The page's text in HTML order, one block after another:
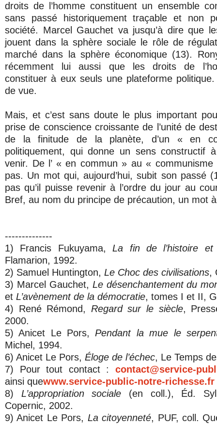
droits de l’homme constituent un ensemble
sans passé historiquement traçable et non
société. Marcel Gauchet va jusqu’à dire que
jouent dans la sphère sociale le rôle de
marché dans la sphère économique (13).
récemment lui aussi que les droits de
constituer à eux seuls une plateforme
de vue.
Mais, et c’est sans doute le plus important
prise de conscience croissante de l’unité de
de la finitude de la planète, d’un « en
politiquement, qui donne un sens constructif
venir. De l’ « en commun » au « communisme
pas. Un mot qui, aujourd’hui, subit son passé
pas qu’il puisse revenir à l’ordre du jour au
Bref, au nom du principe de précaution, un mot
--------------
1) Francis Fukuyama,La fin de l’histoire
Flamarion, 1992.
2) Samuel Huntington, Le Choc des civilisations,
3) Marcel Gauchet, Le désenchantement du
et L’avènement de la démocratie, tomes I et II,
4) René Rémond, Regard sur le siècle,
2000.
5) Anicet Le Pors,Pendant la mue le
Michel, 1994.
6) Anicet Le Pors, Éloge de l’échec, Le Temps
7) Pour tout contact : contact@service-
ainsi quewww.service-public-notre-richesse.fr
8) L’appropriation sociale (en coll.), Éd.
Copernic, 2002.
9) Anicet Le Pors, La citoyenneté, PUF, coll.